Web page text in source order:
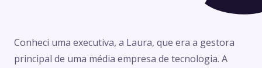
Conheci uma executiva, a Laura, que era a gestora
principal de uma média empresa de tecnologia. A